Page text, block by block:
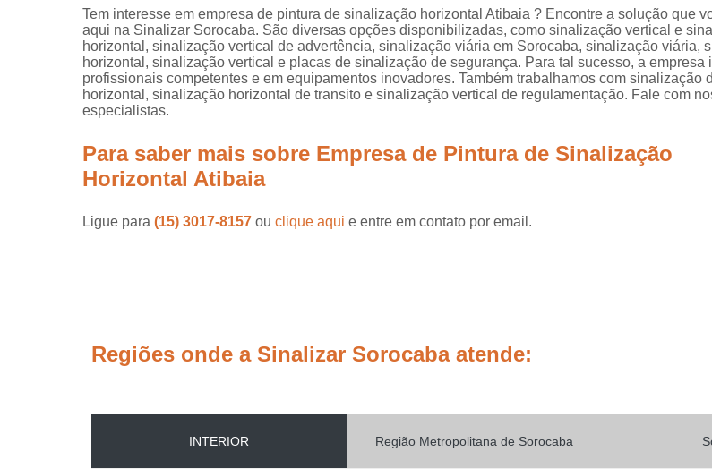
Pintura
Placa de Sinalização de
Placas de
Placas de
Placas
Placas
Placas de
Placas Sinalização Rodovia
Tem interesse em empresa de pintura de sinalização horizontal Atibaia ? Encontre a solução que
aqui na Sinalizar Sorocaba. São diversas opções disponibilizadas, como sinalização vertical e
horizontal, sinalização vertical de advertência, sinalização viária em Sorocaba, sinalização viária,
horizontal, sinalização vertical e placas de sinalização de segurança. Para tal sucesso, a empresa
profissionais competentes e em equipamentos inovadores. Também trabalhamos com sinalização
horizontal, sinalização horizontal de transito e sinalização vertical de regulamentação. Fale com
especialistas.
Para saber mais sobre Empresa de Pintura de Sinalização
Horizontal Atibaia
Ligue para (15) 3017-8157 ou clique aqui e entre em contato por email.
Regiões onde a Sinalizar Sorocaba atende:
INTERIOR Região Metropolitana de Sorocaba